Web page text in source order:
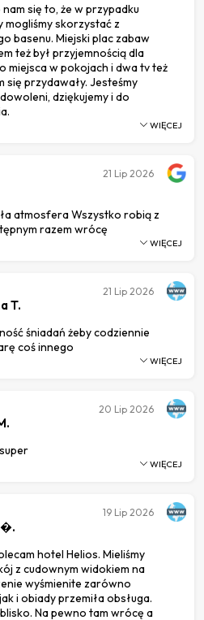
się to, że w przypadku
mogliśmy skorzystać z
basenu. Miejski plac zabaw
też był przyjemnością dla
miejsca w pokojach i dwa tv też
się przydawały. Jesteśmy
dziękujemy i do
WIĘCEJ
atmosfera Wszystko robią z
razem wrócę
21 Lip 2026
WIĘCEJ
T.
śniadań żeby codziennie
coś innego
21 Lip 2026
WIĘCEJ
20 Lip 2026
WIĘCEJ
�.
hotel Helios. Mieliśmy
z cudownym widokiem na
wyśmienite zarówno
i obiady przemiła obsługa.
Na pewno tam wrócę a
19 Lip 2026